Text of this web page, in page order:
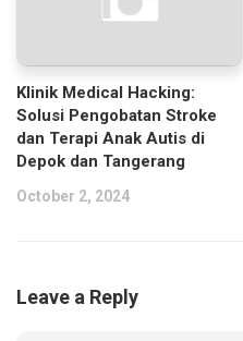
Klinik Medical Hacking:
Solusi Pengobatan Stroke
dan Terapi Anak Autis di
Depok dan Tangerang
October 2, 2024
Leave a Reply